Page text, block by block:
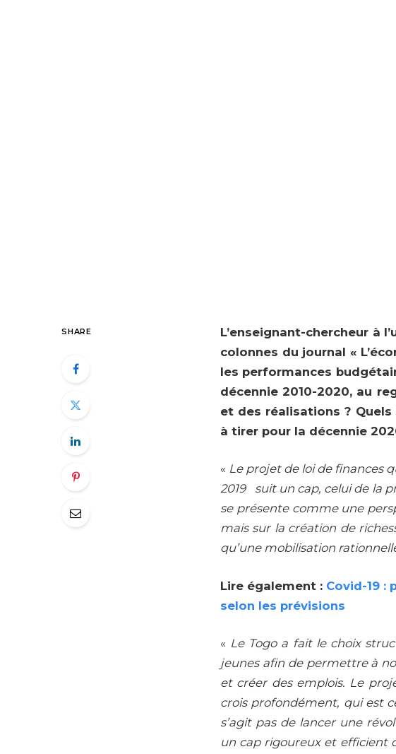
SHARE
L’enseignant-chercheur à
colonnes du journal «
les performances
décennie 2010-2020, au
et des réalisations ?
à tirer pour la décennie
« Le projet de loi de finances
2019 suit un cap, celui de la
se présente comme une
mais sur la création de
qu’une mobilisation
Lire également : Covid-19 :
selon les prévisions
« Le Togo a fait le choix
jeunes afin de permettre à
et créer des emplois. Le
crois profondément, qui est
s’agit pas de lancer une
un cap rigoureux et efficient